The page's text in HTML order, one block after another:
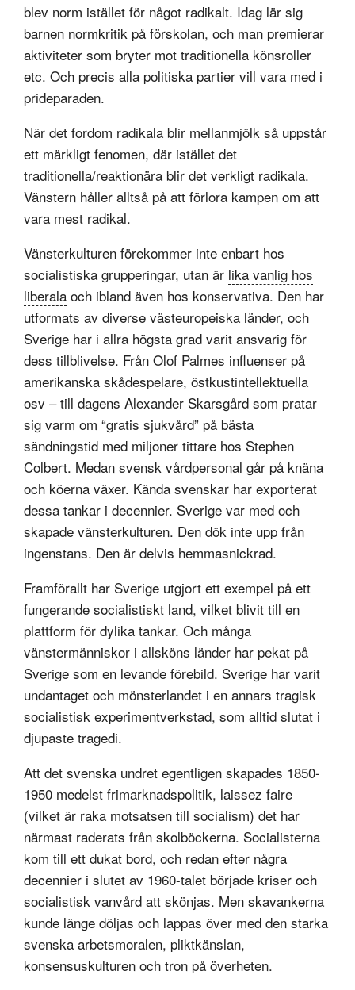
blev norm istället för något radikalt. Idag lär sig
barnen normkritik på förskolan, och man premierar
aktiviteter som bryter mot traditionella könsroller
etc. Och precis alla politiska partier vill vara med i
prideparaden.
När det fordom radikala blir mellanmjölk så uppstår
ett märkligt fenomen, där istället det
traditionella/reaktionära blir det verkligt radikala.
Vänstern håller alltså på att förlora kampen om att
vara mest radikal.
Vänsterkulturen förekommer inte enbart hos
socialistiska grupperingar, utan är lika vanlig hos
liberala och ibland även hos konservativa. Den har
utformats av diverse västeuropeiska länder, och
Sverige har i allra högsta grad varit ansvarig för
dess tillblivelse. Från Olof Palmes influenser på
amerikanska skådespelare, östkustintellektuella
osv – till dagens Alexander Skarsgård som pratar
sig varm om “gratis sjukvård” på bästa
sändningstid med miljoner tittare hos Stephen
Colbert. Medan svensk vårdpersonal går på knäna
och köerna växer. Kända svenskar har exporterat
dessa tankar i decennier. Sverige var med och
skapade vänsterkulturen. Den dök inte upp från
ingenstans. Den är delvis hemmasnickrad.
Framförallt har Sverige utgjort ett exempel på ett
fungerande socialistiskt land, vilket blivit till en
plattform för dylika tankar. Och många
vänstermänniskor i allsköns länder har pekat på
Sverige som en levande förebild. Sverige har varit
undantaget och mönsterlandet i en annars tragisk
socialistisk experimentverkstad, som alltid slutat i
djupaste tragedi.
Att det svenska undret egentligen skapades 1850-
1950 medelst frimarknadspolitik, laissez faire
(vilket är raka motsatsen till socialism) det har
närmast raderats från skolböckerna. Socialisterna
kom till ett dukat bord, och redan efter några
decennier i slutet av 1960-talet började kriser och
socialistisk vanvård att skönjas. Men skavankerna
kunde länge döljas och lappas över med den starka
svenska arbetsmoralen, pliktkänslan,
konsensuskulturen och tron på överheten.